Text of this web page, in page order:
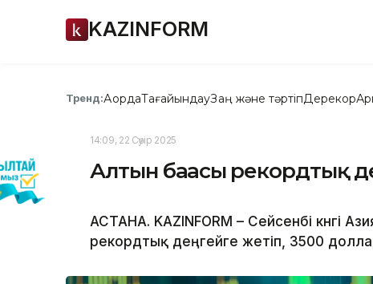
KAZINFORM
Тренд:АқордаТағайындауЗаң және тәртіпДерекқор
14:09, 22 Сәуір 2025
Алтын бағасы рекордтық
АСТАНА. KAZINFORM – Сейсенбі күнгі
рекордтық деңгейге жетіп, 3500